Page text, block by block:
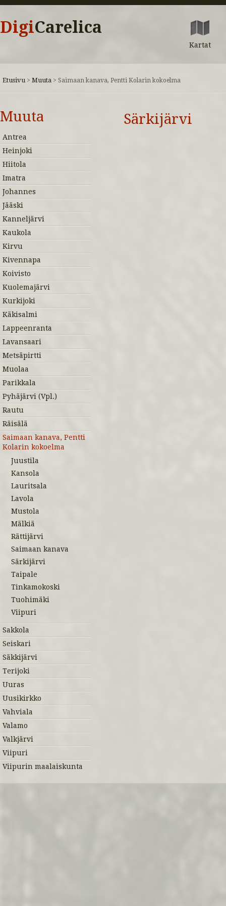
DigiCarelica
Kartat
Etusivu > Muuta > Saimaan kanava, Pentti Kolarin kokoelma
Muuta
Antrea
Heinjoki
Hiitola
Imatra
Johannes
Jääski
Kanneljärvi
Kaukola
Kirvu
Kivennapa
Koivisto
Kuolemajärvi
Kurkijoki
Käkisalmi
Lappeenranta
Lavansaari
Metsäpirtti
Muolaa
Parikkala
Pyhäjärvi (Vpl.)
Rautu
Räisälä
Saimaan kanava, Pentti
Kolarin kokoelma
Juustila
Kansola
Lauritsala
Lavola
Mustola
Mälkiä
Rättijärvi
Saimaan kanava
Särkijärvi
Taipale
Tinkamokoski
Tuohimäki
Viipuri
Sakkola
Seiskari
Säkkijärvi
Terijoki
Uuras
Uusikirkko
Vahviala
Valamo
Valkjärvi
Viipuri
Viipurin maalaiskunta
Särkijärvi